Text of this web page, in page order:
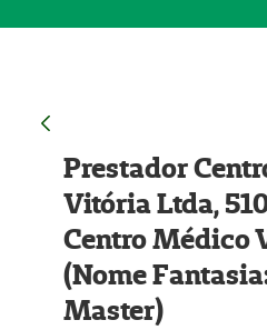
Prestador
Vitória Ltda,
Centro Médico
(Nome
Master)